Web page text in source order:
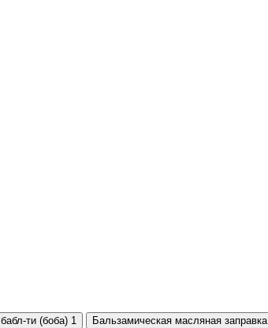
бабл-ти (боба) 1 Бальзамическая масляная заправка